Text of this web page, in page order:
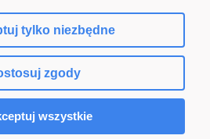
Shoper.pl
tylko niezbędne
zgody
wszystkie